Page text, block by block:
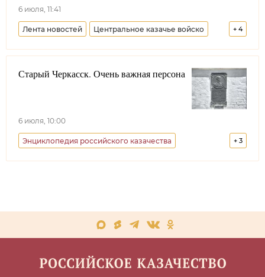
6 июля, 11:41
+ 4
Лента новостей Центральное казачье войско
Минобороны РФ Москва Московская область
Долг казака
Старый Черкасск. Очень важная персона
6 июля, 10:00
+ 3
Энциклопедия российского казачества
Авторский материал Ростовская область